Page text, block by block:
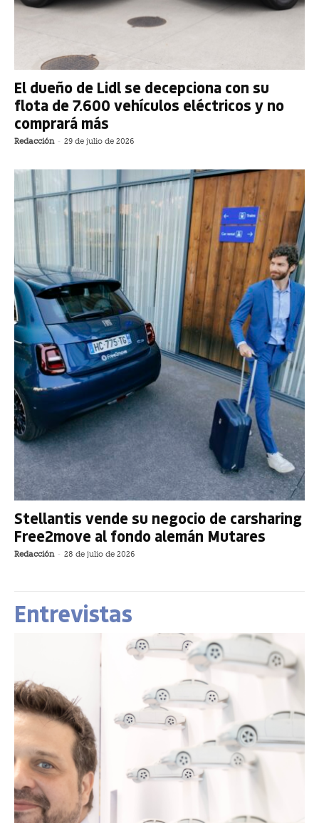
El dueño de Lidl se decepciona con su
flota de 7.600 vehículos eléctricos y no
comprará más
Redacción - 29 de julio de 2026
Stellantis vende su negocio de carsharing
Free2move al fondo alemán Mutares
Redacción - 28 de julio de 2026
Entrevistas